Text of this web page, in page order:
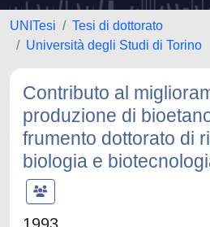
UNITesi
Tesi di dottorato
Università degli Studi di Torino
Contributo al
produzione di
frumento dottorato di
biologia e